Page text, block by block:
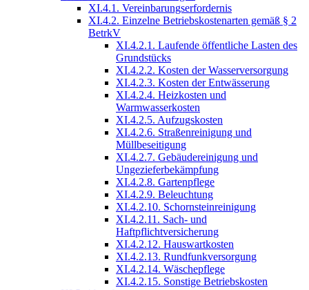
XI.4.1. Vereinbarungserfordernis
XI.4.2. Einzelne Betriebskostenarten gemäß § 2
BetrkV
XI.4.2.1. Laufende öffentliche Lasten des
Grundstücks
XI.4.2.2. Kosten der Wasserversorgung
XI.4.2.3. Kosten der Entwässerung
XI.4.2.4. Heizkosten und
Warmwasserkosten
XI.4.2.5. Aufzugskosten
XI.4.2.6. Straßenreinigung und
Müllbeseitigung
XI.4.2.7. Gebäudereinigung und
Ungezieferbekämpfung
XI.4.2.8. Gartenpflege
XI.4.2.9. Beleuchtung
XI.4.2.10. Schornsteinreinigung
XI.4.2.11. Sach- und
Haftpflichtversicherung
XI.4.2.12. Hauswartkosten
XI.4.2.13. Rundfunkversorgung
XI.4.2.14. Wäschepflege
XI.4.2.15. Sonstige Betriebskosten